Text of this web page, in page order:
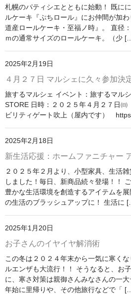
新幹線シリーズ
貨物列車シリーズ
木製玩具
トレーナー
その他雑貨
つり革
タオル
キーホルダー
マスク
カバン
ふとんでクッション
ノノフローヴ
札幌のパティシエとともに始動！ 既に
ルケーキ『ぷちロール』にお仲間が加
道産ロールケーキ・至福ノ時』。 直径
ｍの通常サイズのロールケーキ。（少
2025年2月19日
４月２７日 マルシェに久々参加決
旅するマルシェ イベント：旅するマ
STORE 日時：２０２５年４月２７日
ビリティゲート吹上（屋内です）
2025年2月18日
新生活応援：ホームファニチャー
２０２５年２月より、小型家具、生活
しました！毎日、新商品続々登場！！
豊かな生活環境を創造するアイテムを
の生活のブラッシュアップに！ 生活に
2025年1月20日
お子さんのイヤイヤ解消術
この冬は２０２４年末から一気に寒く
ルエンザも大流行！！ そうなると、お
に、寒さ対策は親御さんみなさんの一
年始に里帰りや、その他旅行などで「